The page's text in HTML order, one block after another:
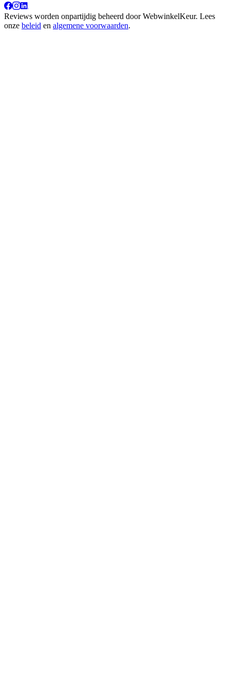
Reviews worden onpartijdig beheerd doorWebwinkelKeur. Lees
onze beleid en algemene voorwaarden.